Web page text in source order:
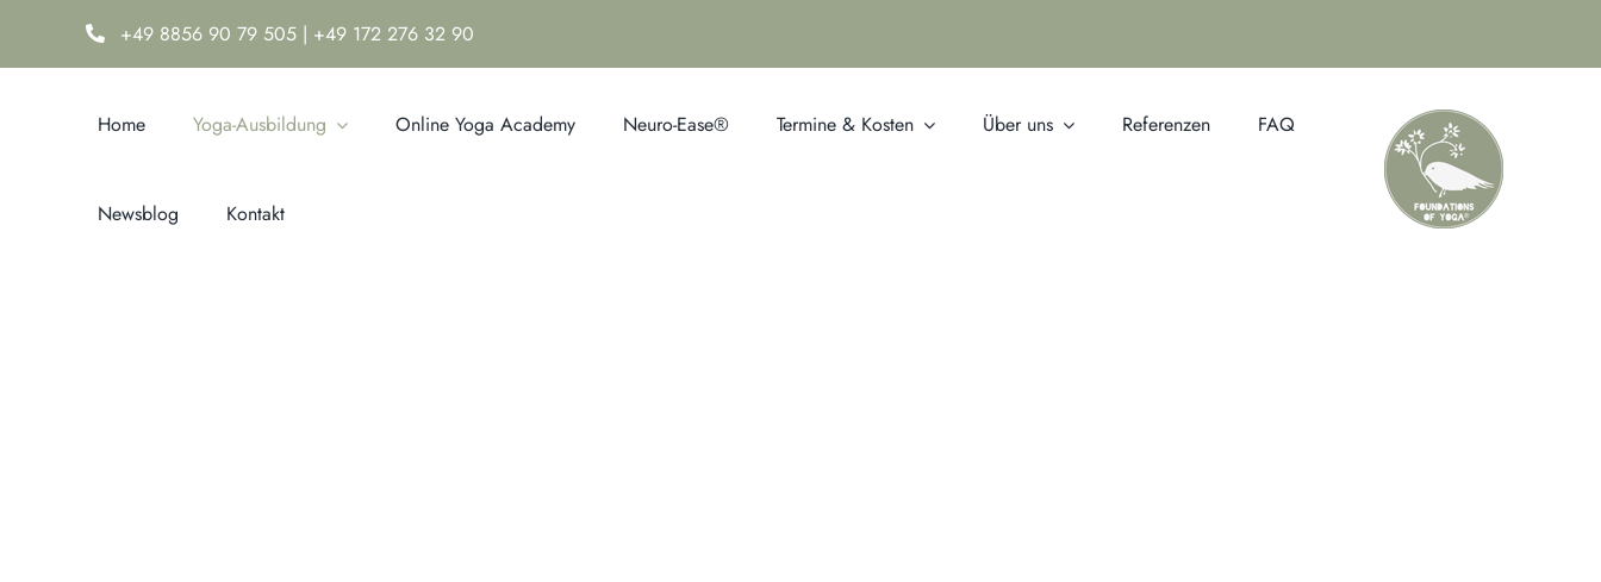
+49 8856 90 79 505| +49 172 276 32 90
Home Yoga-Ausbildung Online Yoga Academy Neuro-Ease® Termine & Kosten Über uns Referenzen FAQ
Newsblog Kontakt